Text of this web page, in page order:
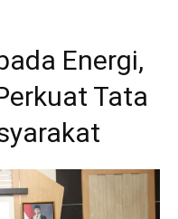
Energi,
Tata